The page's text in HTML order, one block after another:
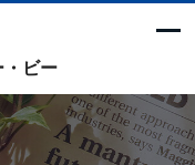
ビー